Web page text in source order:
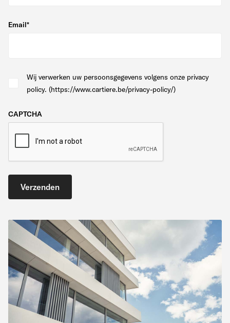
Email*
Wij verwerken uw persoonsgegevens volgens onze privacy
policy. (https://www.cartiere.be/privacy-policy/)
CAPTCHA